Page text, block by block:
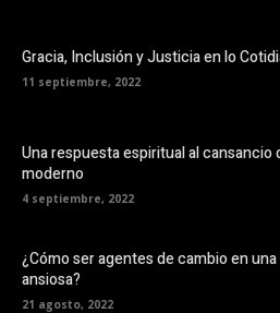
Gracia, Inclusión y Justicia en lo
11 septiembre, 2022
Una respuesta espiritual al cansancio
moderno
4 septiembre, 2022
¿Cómo ser agentes de cambio en
ansiosa?
21 agosto, 2022